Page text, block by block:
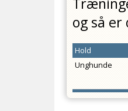
og så er
Hold
Unghunde